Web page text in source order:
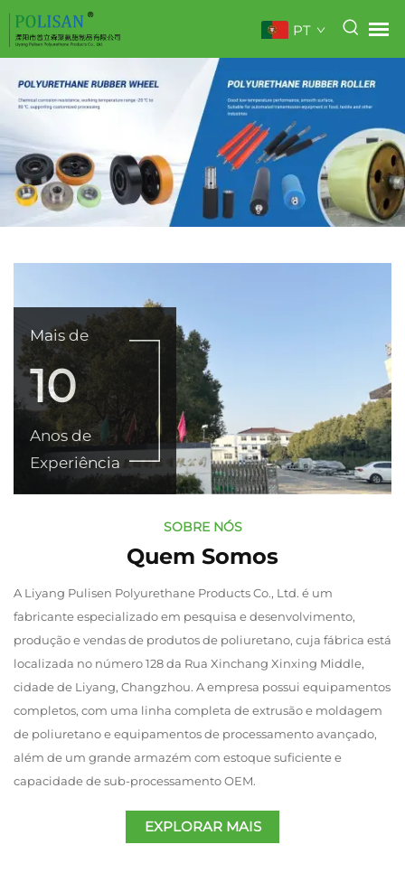
PT
Mais de
10
Anos de
Experiência
SOBRE NÓS
Quem Somos
A Liyang Pulisen Polyurethane Products Co., Ltd. é um
fabricante especializado em pesquisa e desenvolvimento,
produção e vendas de produtos de poliuretano, cuja fábrica está
localizada no número 128 da Rua Xinchang Xinxing Middle,
cidade de Liyang, Changzhou. A empresa possui equipamentos
completos, com uma linha completa de extrusão e moldagem
de poliuretano e equipamentos de processamento avançado,
além de um grande armazém com estoque suficiente e
capacidade de sub-processamento OEM.
EXPLORAR MAIS